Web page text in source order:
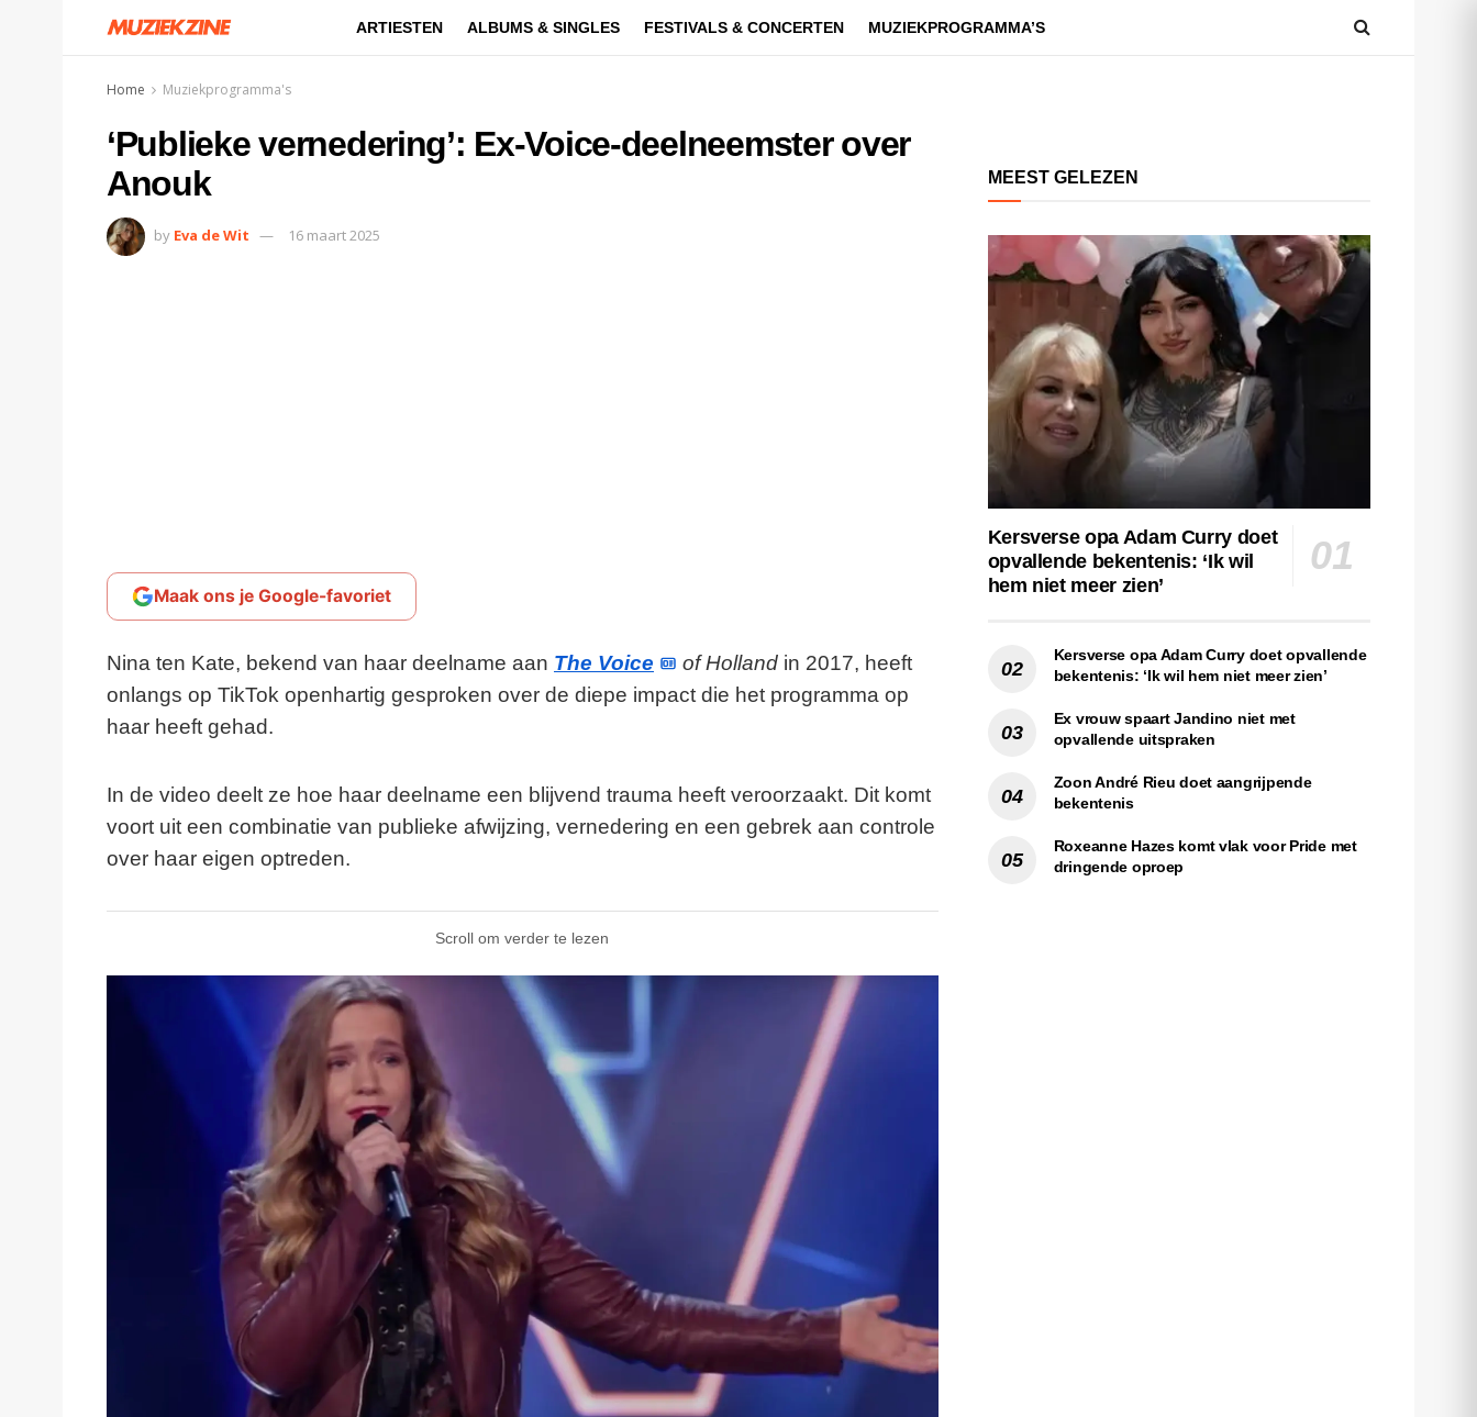
ARTIESTEN ALBUMS & SINGLES FESTIVALS & CONCERTEN MUZIEKPROGRAMMA’S
Home Muziekprogramma's
‘Publieke vernedering’: Ex-Voice-deelneemster over
Anouk
by Eva de Wit 16 maart 2025
Maak ons je Google-favoriet
Nina ten Kate, bekend van haar deelname aan The Voice of Holland in 2017, heeft
onlangs op TikTok openhartig gesproken over de diepe impact die het programma op
haar heeft gehad.
In de video deelt ze hoe haar deelname een blijvend trauma heeft veroorzaakt. Dit komt
voort uit een combinatie van publieke afwijzing, vernedering en een gebrek aan controle
over haar eigen optreden.
Scroll om verder te lezen
MEEST GELEZEN
Kersverse opa Adam Curry doet
opvallende bekentenis: ‘Ik wil
hem niet meer zien’
Kersverse opa Adam Curry doet opvallende
bekentenis: ‘Ik wil hem niet meer zien’
Ex vrouw spaart Jandino niet met
opvallende uitspraken
Zoon André Rieu doet aangrijpende
bekentenis
Roxeanne Hazes komt vlak voor Pride met
dringende oproep